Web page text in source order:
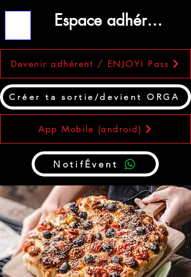
Devenir adhérent / ENJOY! Pass
Créer ta sortie/devient ORGA
Espace adhérent
NotifÉvent
App Mobile (android)